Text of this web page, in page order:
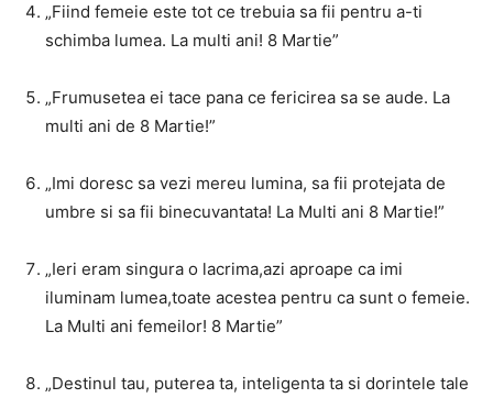
„Fiind femeie este tot ce trebuia sa fii pentru a-ti
schimba lumea. La multi ani! 8 Martie”
„Frumusetea ei tace pana ce fericirea sa se aude. La
multi ani de 8 Martie!”
„Imi doresc sa vezi mereu lumina, sa fii protejata de
umbre si sa fii binecuvantata! La Multi ani 8 Martie!”
„Ieri eram singura o lacrima,azi aproape ca imi
iluminam lumea,toate acestea pentru ca sunt o femeie.
La Multi ani femeilor! 8 Martie”
„Destinul tau, puterea ta, inteligenta ta si dorintele tale